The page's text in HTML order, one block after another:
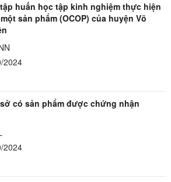
huấn học tập kinh nghiệm thực hiện
sản phẩm (OCOP) của huyện Võ
2024
có sản phẩm được chứng nhận
2024